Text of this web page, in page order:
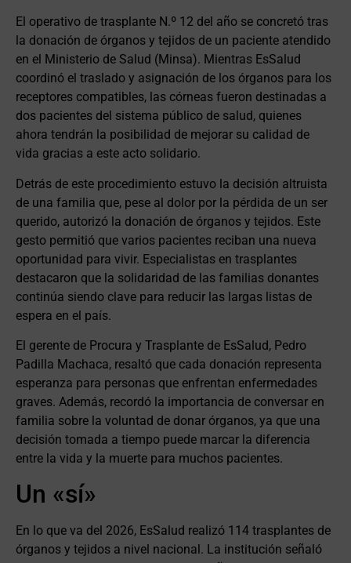
El operativo de trasplante N.º 12 del año se concretó tras
la donación de órganos y tejidos de un paciente atendido
en el Ministerio de Salud (Minsa). Mientras EsSalud
coordinó el traslado y asignación de los órganos para los
receptores compatibles, las córneas fueron destinadas a
dos pacientes del sistema público de salud, quienes
ahora tendrán la posibilidad de mejorar su calidad de
vida gracias a este acto solidario.
Detrás de este procedimiento estuvo la decisión altruista
de una familia que, pese al dolor por la pérdida de un ser
querido, autorizó la donación de órganos y tejidos. Este
gesto permitió que varios pacientes reciban una nueva
oportunidad para vivir. Especialistas en trasplantes
destacaron que la solidaridad de las familias donantes
continúa siendo clave para reducir las largas listas de
espera en el país.
El gerente de Procura y Trasplante de EsSalud, Pedro
Padilla Machaca, resaltó que cada donación representa
esperanza para personas que enfrentan enfermedades
graves. Además, recordó la importancia de conversar en
familia sobre la voluntad de donar órganos, ya que una
decisión tomada a tiempo puede marcar la diferencia
entre la vida y la muerte para muchos pacientes.
Un «sí»
En lo que va del 2026, EsSalud realizó 114 trasplantes de
órganos y tejidos a nivel nacional. La institución señaló